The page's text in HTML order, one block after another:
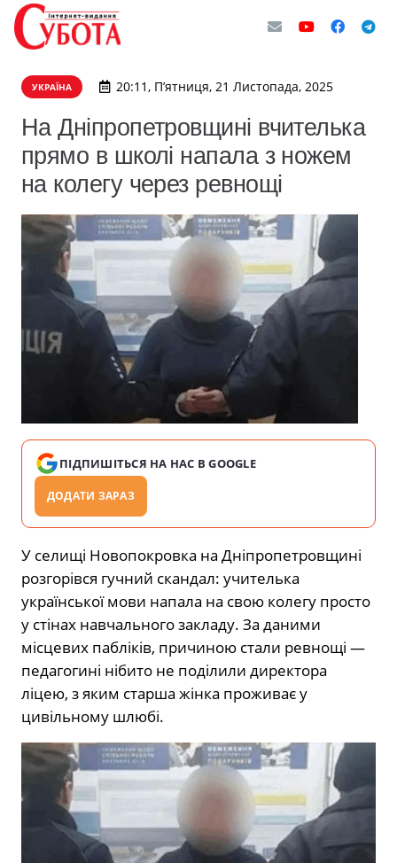
УКРАЇНА 20:11, П’ятниця, 21 Листопада, 2025
На Дніпропетровщині вчителька
прямо в школі напала з ножем
на колегу через ревнощі
ПІДПИШІТЬСЯ НА НАС В GOOGLE
ДОДАТИ ЗАРАЗ
У селищі Новопокровка на Дніпропетровщині
розгорівся гучний скандал: учителька
української мови напала на свою колегу просто
у стінах навчального закладу. За даними
місцевих пабліків, причиною стали ревнощі —
педагогині нібито не поділили директора
ліцею, з яким старша жінка проживає у
цивільному шлюбі.